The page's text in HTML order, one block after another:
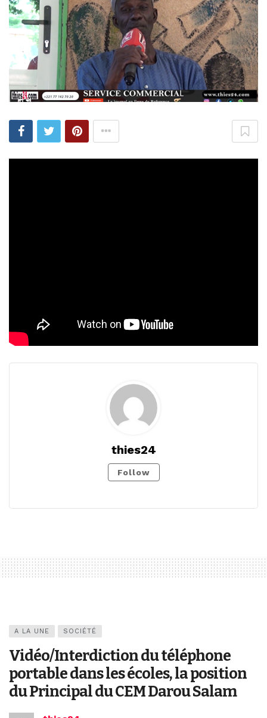
thies24
Follow
A LA UNE SOCIÉTÉ
Vidéo/Interdiction du téléphone
portable dans les écoles, la position
du Principal du CEM Darou Salam